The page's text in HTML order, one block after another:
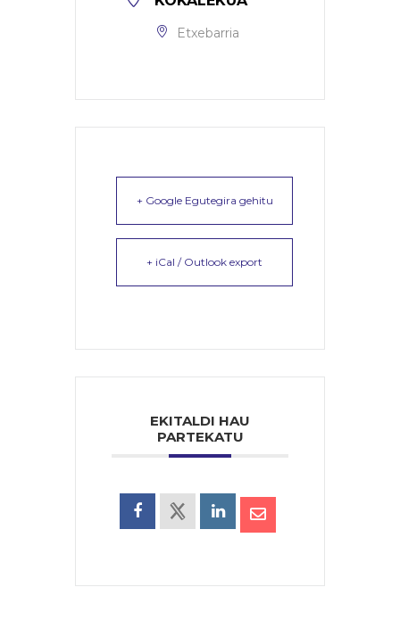
Etxebarria
+ Google Egutegira gehitu
+ iCal / Outlook export
EKITALDI HAU
PARTEKATU